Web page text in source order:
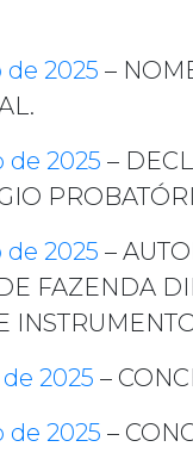
2025 –
2025 –
2025 –
FAZENDA
2025 –
2025 –